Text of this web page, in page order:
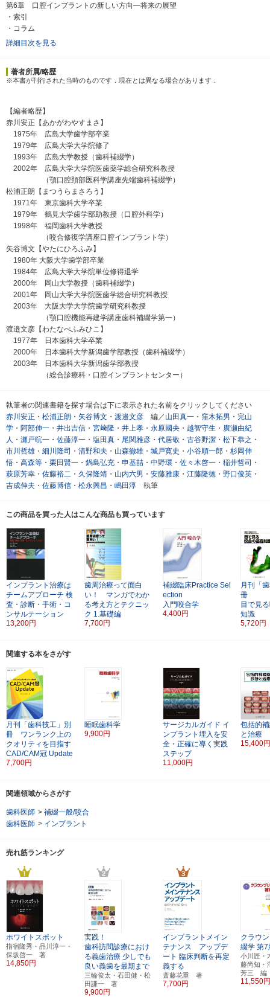
第6章 口腔インプラントの新しい方向―将来の展望
・索引
・コラム
詳細目次を見る
著者所属/略歴
※本書が刊行された当時のものです．現在とは異なる場合があります．
【編者略歴】
赤川安正【あかがわやすまさ】
1975年 広島大学歯学部卒業
1979年 広島大学大学院修了
1993年 広島大学教授（歯科補綴学）
2002年 広島大学大学院医歯薬学総合研究科教授
（顎口腔頚部医科学講座先端歯科補綴学）
松浦正朗【まつうらまさろう】
1971年 東京歯科大学卒業
1979年 鶴見大学歯学部助教授（口腔外科学）
1998年 福岡歯科大学教授
（咬合修復学講座口腔インプラント学）
矢谷博文【やたにひろふみ】
1980年 大阪大学歯学部卒業
1984年 広島大学大学院単位修得退学
2000年 岡山大学教授（歯科補綴学）
2001年 岡山大学大学院医歯学総合研究科教授
2003年 大阪大学大学院歯学研究科教授
（顎口腔機能再建学講座歯科補綴学第一）
渡邉文彦【わたなべふみひこ】
1977年 日本歯科大学卒業
2000年 日本歯科大学新潟歯学部教授（歯科補綴学）
2003年 日本歯科大学新潟歯学部教授
（総合診療科・口腔インプラントセンター）
執筆者の関連書籍を探す場合は下に表示された名前をクリックしてください
赤川安正 ・ 松浦正朗 ・ 矢谷博文 ・ 渡邉文彦 編／ 山田真一 ・ 窪木拓男 ・ 完山
学 ・ 阿部伸一 ・ 井出吉信 ・ 宮﨑隆 ・ 井上孝 ・ 永原國央 ・ 越智守生 ・ 廣瀬由紀
人 ・ 瀬戸晥一 ・ 佐藤淳一 ・ 塩田真 ・ 尾関雅彦 ・ 代居敬 ・ 古谷野潔 ・ 松下恭之 ・
市川哲雄 ・ 細川隆司 ・ 清野和夫 ・ 山森徹雄 ・ 城戸寛史 ・ 小谷順一郎 ・ 杉岡伸
悟 ・ 高森等 ・ 栗田賢一 ・ 鍋島弘充 ・ 申基喆 ・ 中野環 ・ 佐々木啓一 ・ 稲井哲司 ・
萩原芳幸 ・ 佐藤裕二 ・ 久保隆靖 ・ 山内六男 ・ 安藤雅康 ・ 江藤隆徳 ・ 野口俊英 ・
吉成伸夫 ・ 佐藤博信 ・ 松永興昌 ・ 嶋田淳 執筆
この商品を買った人はこんな商品も買っています
インプラント治療は
チームアプローチ 検
査・診断・手術・コ
ンサルテーション
13,200円
歯周治療って面白
い！ マンガでわか
る考え方とテクニッ
ク 1.基礎編
7,700円
補綴臨床Practice Sel
ection
入門咬合学
4,400円
月刊「
冊
目で見
知識
5,720円
関連する本をさがす
月刊「歯科技工」別
冊 ワンランク上の
クオリティを目指す
CAD/CAM冠 Update
7,700円
睡眠歯科学
9,900円
サージカルガイド イ
ンプラント埋入を安
全・正確に導く実践
ステップ
11,000円
包括的
と治療
15,400
関連領域からさがす
歯科医師 > 補綴一般/咬合
歯科医師 > インプラント
売れ筋ランキング
ホワイトスポット
指宿隆秀・品川淳一・
保坂啓一 著
14,850円
実践！
歯科訪問診療におけ
る義歯治療 少しでも
良い義歯を最期まで
三輪俊太・石田健・松
田謙一 著
9,900円
インプラントメイン
テナンス アップデ
ート 臨床判断を再定
義する
斎藤花重 著
7,700円
クラウ
綴学 第7
小川匠・
藤尚知・
芳三 編
11,550